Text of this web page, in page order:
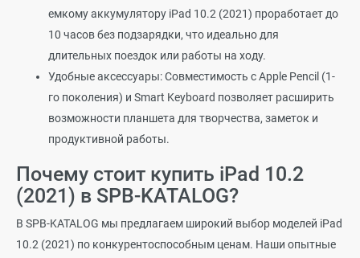
емкому аккумулятору iPad 10.2 (2021) проработает до
10 часов без подзарядки, что идеально для
длительных поездок или работы на ходу.
Удобные аксессуары: Совместимость с Apple Pencil (1-
го поколения) и Smart Keyboard позволяет расширить
возможности планшета для творчества, заметок и
продуктивной работы.
Почему стоит купить iPad 10.2
(2021) в SPB-KATALOG?
В SPB-KATALOG мы предлагаем широкий выбор моделей iPad
10.2 (2021) по конкурентоспособным ценам. Наши опытные